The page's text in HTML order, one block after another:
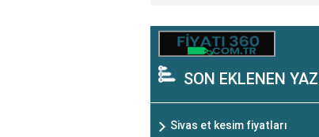
SON EKLENEN
Sivas et kesim fiyatları